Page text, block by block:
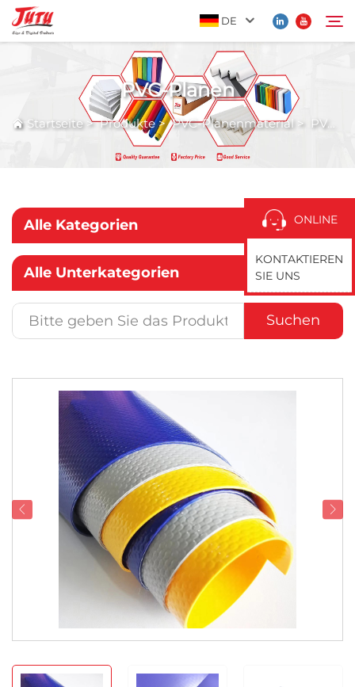
DE
Startseite
Anwendung
Nachrichten
Kontaktieren Sie Uns
Suchen
ONLINE
KONTAKTIEREN
SIE UNS
PVC-Planen
Startseite>Produkte>PVC-Planenmaterial> PVC-Planen
Alle Kategorien
Alle Unterkategorien
Suchen